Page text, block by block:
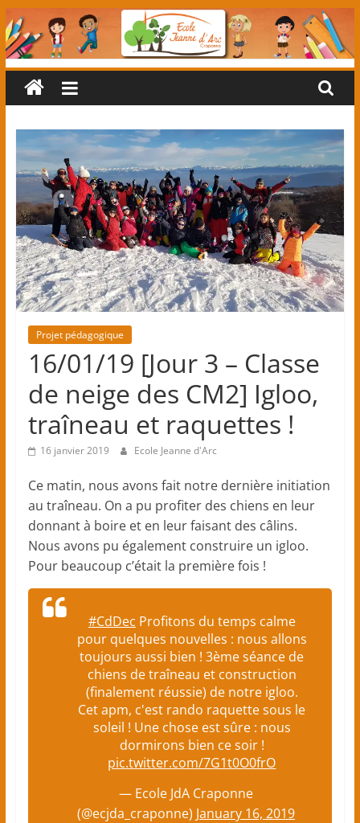
Passer
au
contenu
Ecole
primaire
Jeanne
d'Arc
(classes
maternelles
et
élémentaires)
–
Craponne
Ecole
primaire
privée
catholique
sous
contrat
d'association
Projet pédagogique
16/01/19 [Jour 3 – Classe
de neige des CM2] Igloo,
traîneau et raquettes !
16 janvier 2019 Ecole Jeanne d'Arc
Ce matin, nous avons fait notre dernière initiation
au traîneau. On a pu profiter des chiens en leur
donnant à boire et en leur faisant des câlins.
Nous avons pu également construire un igloo.
Pour beaucoup c’était la première fois !
#CdDec Profitons du temps calme
pour quelques nouvelles : nous allons
toujours aussi bien ! 3ème séance de
chiens de traîneau et construction
(finalement réussie) de notre igloo.
Cet apm, c'est rando raquette sous le
soleil ! Une chose est sûre : nous
dormirons bien ce soir !
pic.twitter.com/7G1t0O0frO
— Ecole JdA Craponne
(@ecjda_craponne) January 16, 2019